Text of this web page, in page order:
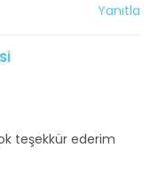
Yanıtla
teşekkür ederim